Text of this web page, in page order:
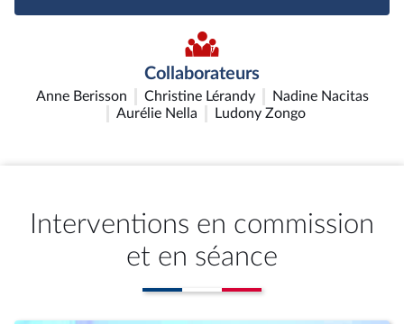
Collaborateurs
Anne Berisson Christine Lérandy
Nadine Nacitas
Aurélie Nella
Ludony Zongo
Interventions en commission
et en séance